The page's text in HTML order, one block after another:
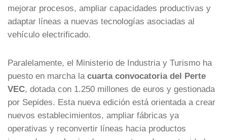
mejorar procesos, ampliar capacidades productivas y
adaptar líneas a nuevas tecnologías asociadas al
vehículo electrificado.
Paralelamente, el Ministerio de Industria y Turismo ha
puesto en marcha la cuarta convocatoria del Perte
VEC, dotada con 1.250 millones de euros y gestionada
por Sepides. Esta nueva edición está orientada a crear
nuevos establecimientos, ampliar fábricas ya
operativas y reconvertir líneas hacia productos